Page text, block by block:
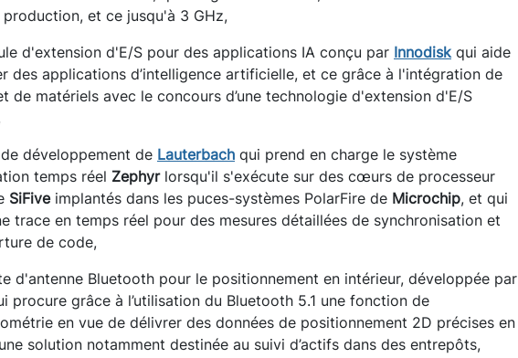
et ce jusqu'à 3 GHz,
d'extension d'E/S pour des applications IA conçu par Innodisk qui aide
des applications d’intelligence artificielle, et ce grâce à l'intégration de
de matériels avec le concours d’une technologie d'extension d'E/S
développement de Lauterbach qui prend en charge le système
temps réel Zephyrlorsqu'il s'exécute sur des cœurs de processeur
SiFiveimplantés dans les puces-systèmes PolarFire de Microchip, et qui
trace en temps réel pour des mesures détaillées de synchronisation et
de code,
d'antenne Bluetooth pour le positionnement en intérieur, développée par
procure grâce à l’utilisation du Bluetooth 5.1 une fonction de
en vue de délivrer des données de positionnement 2D précises en
solution notamment destinée au suivi d’actifs dans des entrepôts,